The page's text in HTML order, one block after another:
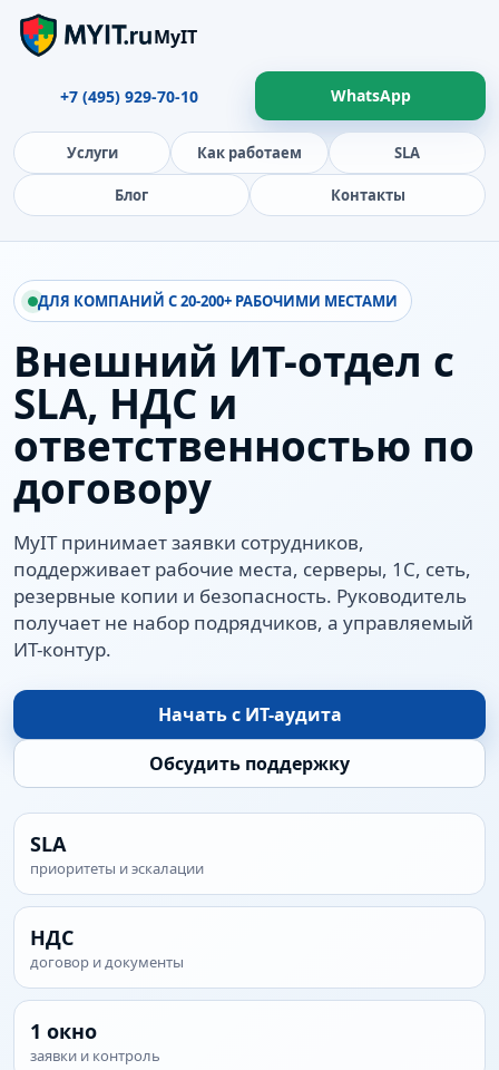
MyIT
Услуги Как работаем SLA
Блог Контакты
+7 (495) 929-70-10 WhatsApp
ДЛЯ КОМПАНИЙ С 20-200+ РАБОЧИМИ МЕСТАМИ
Внешний ИТ-отдел с
SLA, НДС и
ответственностью по
договору
MyIT принимает заявки сотрудников,
поддерживает рабочие места, серверы, 1С, сеть,
резервные копии и безопасность. Руководитель
получает не набор подрядчиков, а управляемый
ИТ-контур.
Начать с ИТ-аудита
Обсудить поддержку
SLA
приоритеты и эскалации
НДС
договор и документы
1 окно
заявки и контроль